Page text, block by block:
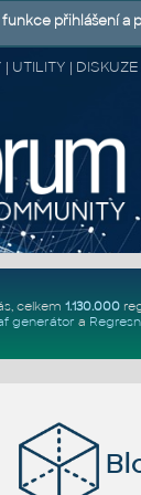
UTILITY |
celkem 1.130.000
generátor a
přihlášení a